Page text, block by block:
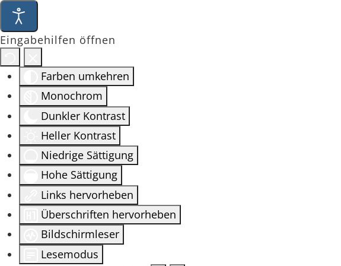
Eingabehilfen öffnen
Farben umkehren
Monochrom
Dunkler Kontrast
Heller Kontrast
Niedrige Sättigung
Hohe Sättigung
Links hervorheben
Überschriften hervorheben
Bildschirmleser
Lesemodus